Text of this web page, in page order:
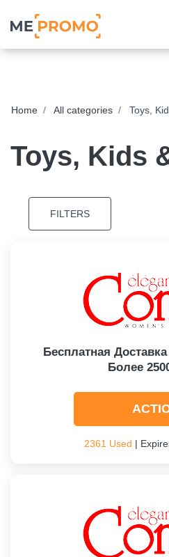
Home All categories Toys,
Toys, Kids
FILTERS
Бесплатная
Более
2361 Used |